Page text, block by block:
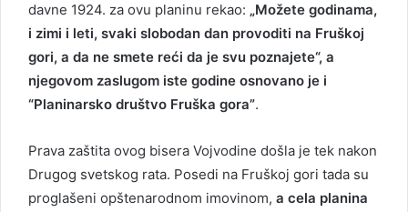
davne 1924. za ovu planinu rekao: „Možete godinama,
i zimi i leti, svaki slobodan dan provoditi na Fruškoj
gori, a da ne smete reći da je svu poznajete“, a
njegovom zaslugom iste godine osnovano je i
“Planinarsko društvo Fruška gora”.
Prava zaštita ovog bisera Vojvodine došla je tek nakon
Drugog svetskog rata. Posedi na Fruškoj gori tada su
proglašeni opštenarodnom imovinom, a cela planina